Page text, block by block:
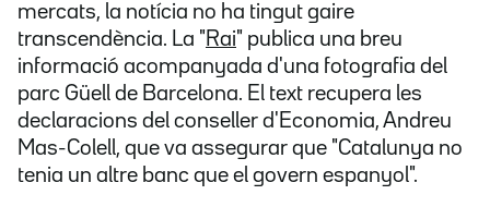
mercats, la notícia no ha tingut gaire
transcendència. La " Rai" publica una breu
informació acompanyada d'una fotografia del
parc Güell de Barcelona. El text recupera les
declaracions del conseller d'Economia, Andreu
Mas-Colell, que va assegurar que "Catalunya no
tenia un altre banc que el govern espanyol".